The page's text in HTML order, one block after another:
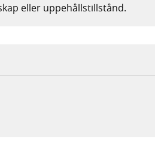
eller uppehållstillstånd.